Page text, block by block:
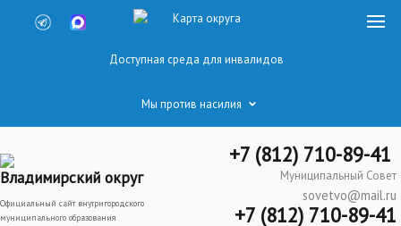
Карта округа
Доступная среда для инвалидов
Мы против насилия
Владимирский округ
Официальный сайт внутригородского
муниципального образования
+7 (812) 710-89-41
Муниципальный Совет
sovetvo@mail.ru
+7 (812) 710-89-41